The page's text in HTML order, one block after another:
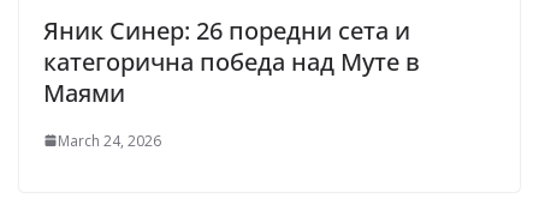
Яник Синер: 26 поредни сета и
категорична победа над Муте в
Маями
March 24, 2026